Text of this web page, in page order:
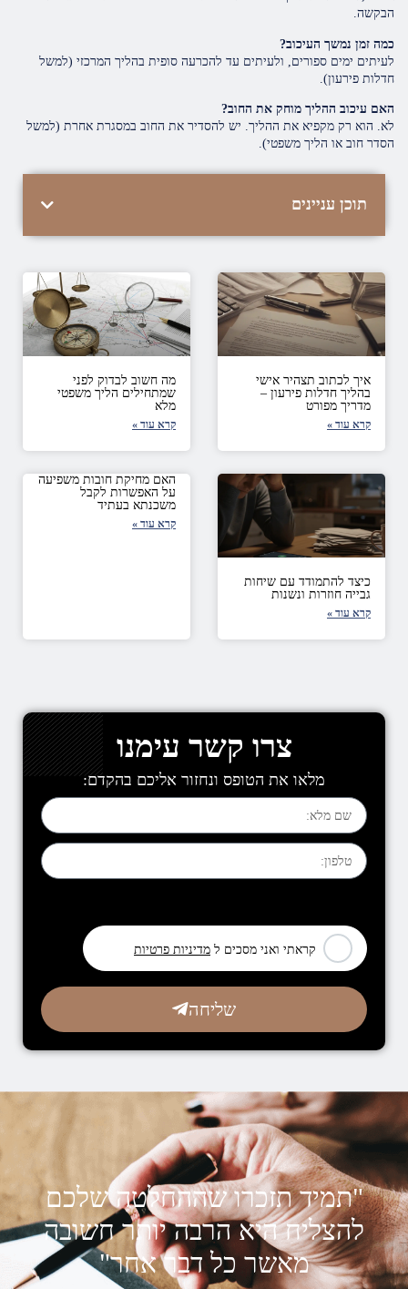
הבקשה.
כמה זמן נמשך העיכוב?
לעיתים ימים ספורים, ולעיתים עד להכרעה סופית בהליך המרכזי (למשל
חדלות פירעון).
האם עיכוב ההליך מוחק את החוב?
לא. הוא רק מקפיא את ההליך. יש להסדיר את החוב במסגרת אחרת (למשל
הסדר חוב או הליך משפטי).
תוכן עניינים
איך לכתוב תצהיר אישי
בהליך חדלות פירעון –
מדריך מפורט
קרא עוד »
מה חשוב לבדוק לפני
שמתחילים הליך משפטי
מלא
קרא עוד »
כיצד להתמודד עם שיחות
גבייה חוזרות ונשנות
קרא עוד »
האם מחיקת חובות משפיעה
על האפשרות לקבל
משכנתא בעתיד
קרא עוד »
צרו קשר עימנו
מלאו את הטופס ונחזור אליכם בהקדם:
קראתי ואני מסכים ל מדיניות פרטיות
שליחה
"תמיד תזכרו שההחלטה שלכם
להצליח היא הרבה יותר חשובה
מאשר כל דבר אחר"